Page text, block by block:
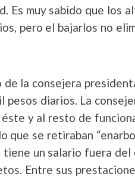
Es muy sabido que los
pero el bajarlos no
de la consejera
pesos diarios. La
y al resto de
que se retiraban
un salario fuera del
Entre sus